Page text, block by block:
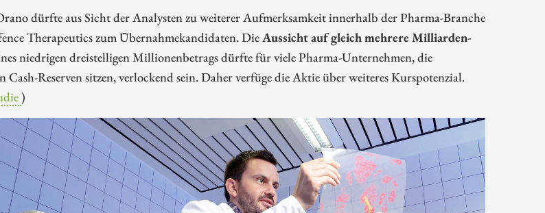
dürfte aus Sicht der Analysten zu weiterer Aufmerksamkeit innerhalb der Pharma-Branche
Therapeutics zum Übernahmekandidaten. DieAussicht auf gleich mehrere Milliarden-
niedrigen dreistelligen Millionenbetrags dürfte für viele Pharma-Unternehmen, die
Reserven sitzen, verlockend sein. Daher verfüge die Aktie über weiteres Kurspotenzial.
)